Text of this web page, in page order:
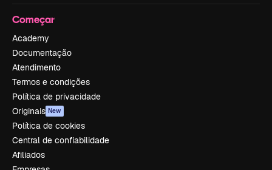
Começar
Academy
Documentação
Atendimento
Termos e condições
Política de privacidade
Originais New
Política de cookies
Central de confiabilidade
Afiliados